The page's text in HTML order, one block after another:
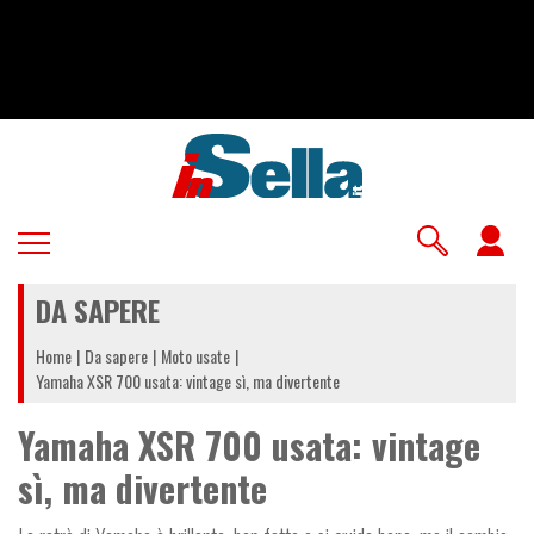
DA SAPERE
Home Da sapere Moto usate
Yamaha XSR 700 usata: vintage sì, ma divertente
Yamaha XSR 700 usata: vintage
sì, ma divertente